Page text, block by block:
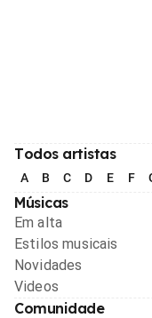
Todos artistas
A B C D E F
Músicas
Em alta
Estilos musicais
Novidades
Videos
Comunidade